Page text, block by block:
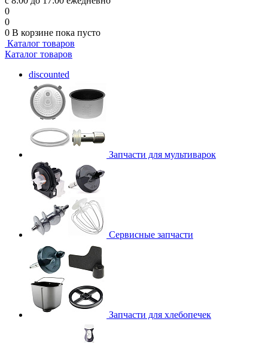
0
0
0 В корзине пока пусто
Каталог товаров
Каталог товаров
discounted
Запчасти для мультиварок
Сервисные запчасти
Запчасти для хлебопечек